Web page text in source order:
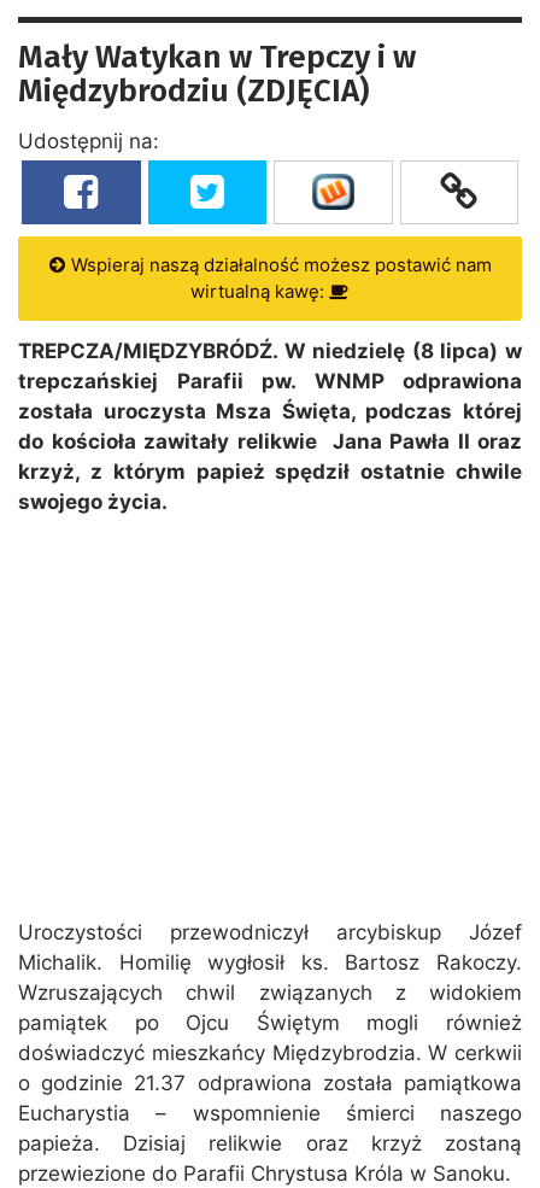
Mały Watykan w Trepczy i w
Międzybrodziu (ZDJĘCIA)
Udostępnij na:
Wspieraj naszą działalność możesz postawić nam
wirtualną kawę:
TREPCZA/MIĘDZYBRÓDŹ. W niedzielę (8 lipca) w
trepczańskiej Parafii pw. WNMP odprawiona
została uroczysta Msza Święta, podczas której
do kościoła zawitały relikwie Jana Pawła II oraz
krzyż, z którym papież spędził ostatnie chwile
swojego życia.
Uroczystości przewodniczył arcybiskup Józef
Michalik. Homilię wygłosił ks. Bartosz Rakoczy.
Wzruszających chwil związanych z widokiem
pamiątek po Ojcu Świętym mogli również
doświadczyć mieszkańcy Międzybrodzia. W cerkwii
o godzinie 21.37 odprawiona została pamiątkowa
Eucharystia – wspomnienie śmierci naszego
papieża. Dzisiaj relikwie oraz krzyż zostaną
przewiezione do Parafii Chrystusa Króla w Sanoku.